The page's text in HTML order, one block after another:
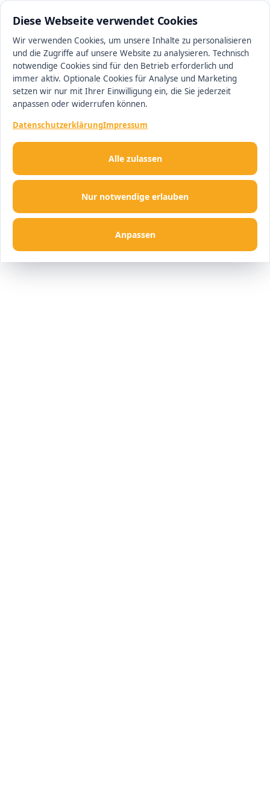
Diese Webseite verwendet Cookies
Wir verwenden Cookies, um unsere Inhalte zu personalisieren
und die Zugriffe auf unsere Website zu analysieren. Technisch
notwendige Cookies sind für den Betrieb erforderlich und
immer aktiv. Optionale Cookies für Analyse und Marketing
setzen wir nur mit Ihrer Einwilligung ein, die Sie jederzeit
anpassen oder widerrufen können.
DatenschutzerklärungImpressum
Nur notwendige erlauben
Anpassen
Alle zulassen